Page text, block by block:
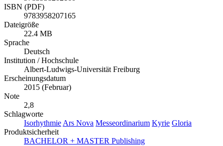
ISBN (PDF)
9783958207165
Dateigröße
22.4 MB
Sprache
Deutsch
Institution / Hochschule
Albert-Ludwigs-Universität Freiburg
Erscheinungsdatum
2015 (Februar)
Note
2,8
Schlagworte
IsorhythmieArs Nova Messeordinarium Kyrie Gloria
Produktsicherheit
BACHELOR + MASTER Publishing